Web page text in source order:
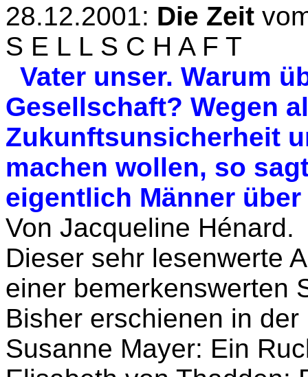
28.12.2001: Die Zeit
S E L L S C H A F T
Vater unser. Warum
Gesellschaft? Wegen
Zukunftsunsicherheit
machen wollen, so
eigentlich Männer
Von Jacqueline Hénard.
Dieser sehr lesenwerte
einer bemerkenswerten
Bisher erschienen in
Susanne Mayer: Ein